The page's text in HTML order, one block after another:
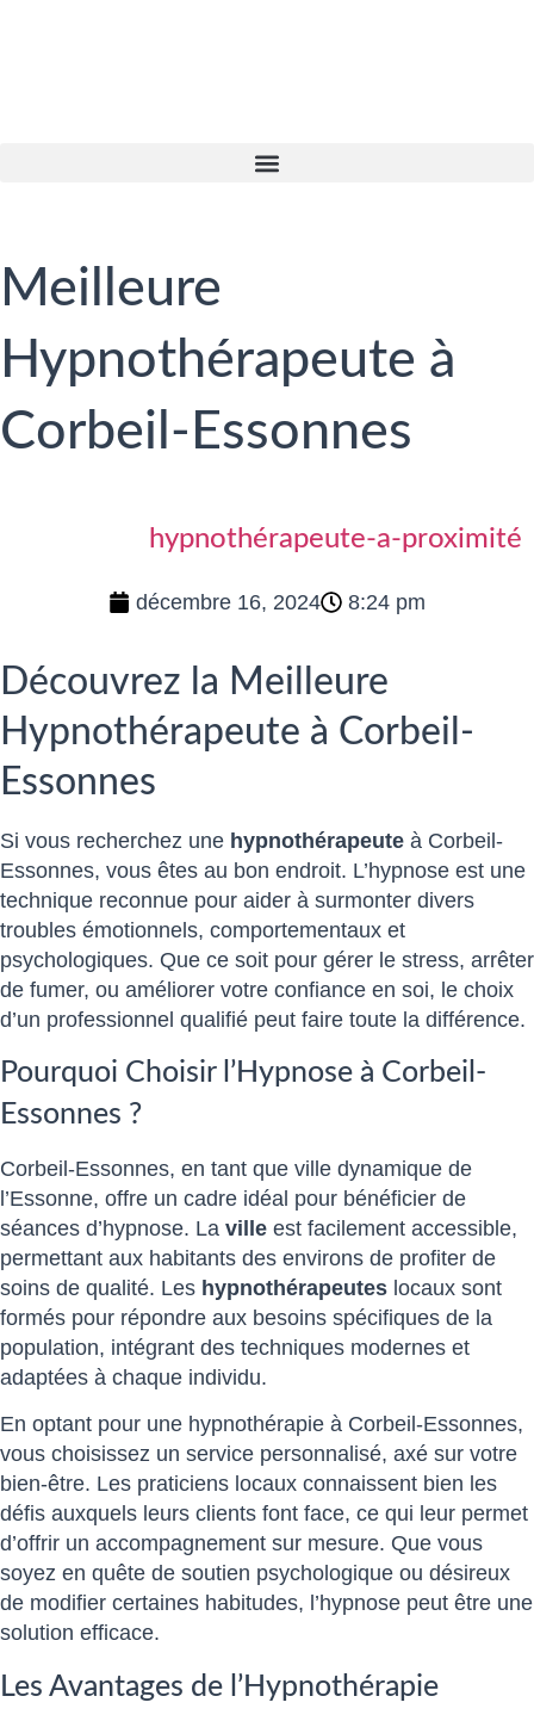
Meilleure
Hypnothérapeute à
Corbeil-Essonnes
hypnothérapeute-a-proximité
décembre 16, 2024 8:24 pm
Découvrez la Meilleure
Hypnothérapeute à Corbeil-
Essonnes
Si vous recherchez une hypnothérapeute à Corbeil-
Essonnes, vous êtes au bon endroit. L’hypnose est une
technique reconnue pour aider à surmonter divers
troubles émotionnels, comportementaux et
psychologiques. Que ce soit pour gérer le stress, arrêter
de fumer, ou améliorer votre confiance en soi, le choix
d’un professionnel qualifié peut faire toute la différence.
Pourquoi Choisir l’Hypnose à Corbeil-
Essonnes ?
Corbeil-Essonnes, en tant que ville dynamique de
l’Essonne, offre un cadre idéal pour bénéficier de
séances d’hypnose. La ville est facilement accessible,
permettant aux habitants des environs de profiter de
soins de qualité. Les hypnothérapeutes locaux sont
formés pour répondre aux besoins spécifiques de la
population, intégrant des techniques modernes et
adaptées à chaque individu.
En optant pour une hypnothérapie à Corbeil-Essonnes,
vous choisissez un service personnalisé, axé sur votre
bien-être. Les praticiens locaux connaissent bien les
défis auxquels leurs clients font face, ce qui leur permet
d’offrir un accompagnement sur mesure. Que vous
soyez en quête de soutien psychologique ou désireux
de modifier certaines habitudes, l’hypnose peut être une
solution efficace.
Les Avantages de l’Hypnothérapie